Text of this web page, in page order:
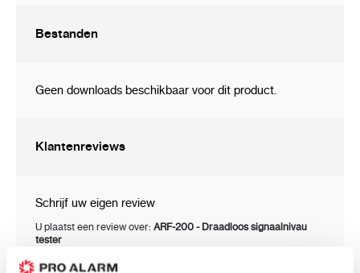
Bestanden
Geen downloads beschikbaar voor dit product.
Klantenreviews
Schrijf uw eigen review
U plaatst een review over: ARF-200 - Draadloos signaalnivau
tester
Uw waardering: